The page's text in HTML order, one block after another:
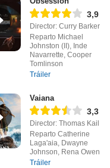
3,9
Director: Curry Barker
Reparto Michael
Johnston (II), Inde
Navarrette, Cooper
Tomlinson
Tráiler
Vaiana
3,3
Director: Thomas Kail
Reparto Catherine
Laga'aia, Dwayne
Johnson, Rena Owen
Tráiler